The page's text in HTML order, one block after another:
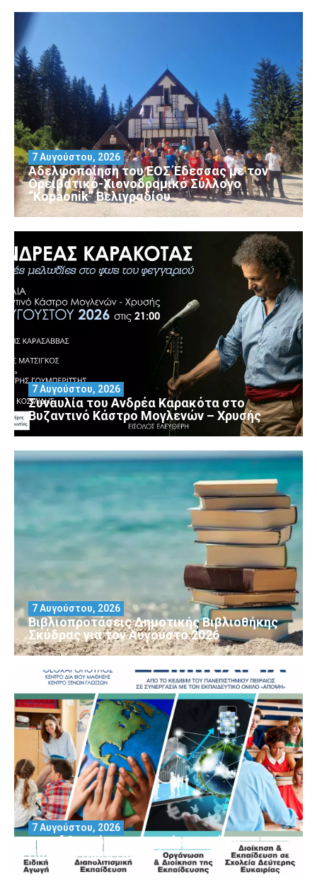
Αδελφοποίηση του ΕΟΣ Έδεσσας με τον
Ορειβατικό-Χιονοδρομικό Σύλλογο
“Kopaonik” Βελιγραδίου
7 Αυγούστου, 2026
Συναυλία του Ανδρέα Καρακότα στο
Βυζαντινό Κάστρο Μογλενών – Χρυσής
7 Αυγούστου, 2026
Βιβλιοπροτάσεις Δημοτικής Βιβλιοθήκης
Σκύδρας για τον Αύγούστο 2026
7 Αυγούστου, 2026
Μοριοδοτούμενα Σεμινάρια από το
Πανεπιστήμιο Πειραιά
7 Αυγούστου, 2026